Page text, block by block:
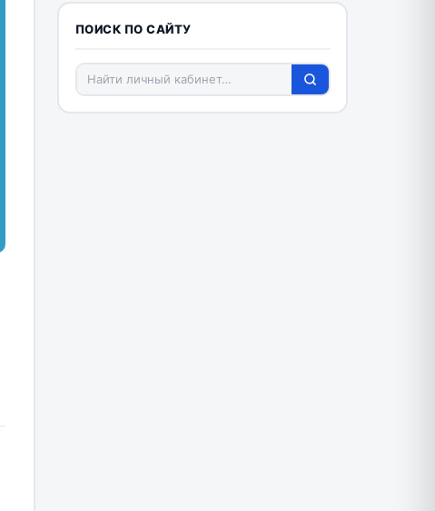
ПОИСК ПО САЙТУ